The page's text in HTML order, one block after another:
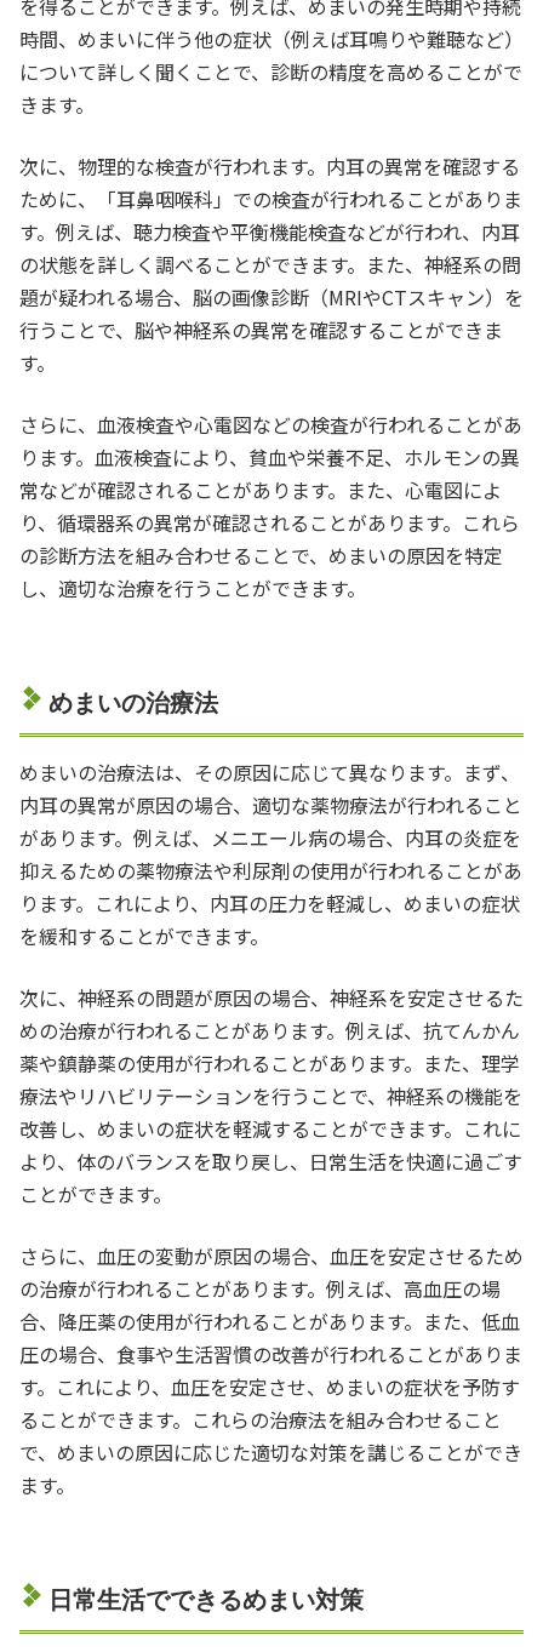
時間、めまいに伴う他の症状（例えば耳鳴りや難聴など）
について詳しく聞くことで、診断の精度を高めることがで
きます。
次に、物理的な検査が行われます。内耳の異常を確認する
ために、「耳鼻咽喉科」での検査が行われることがありま
す。例えば、聴力検査や平衡機能検査などが行われ、内耳
の状態を詳しく調べることができます。また、神経系の問
題が疑われる場合、脳の画像診断（MRIやCTスキャン）を
行うことで、脳や神経系の異常を確認することができま
す。
さらに、血液検査や心電図などの検査が行われることがあ
ります。血液検査により、貧血や栄養不足、ホルモンの異
常などが確認されることがあります。また、心電図によ
り、循環器系の異常が確認されることがあります。これら
の診断方法を組み合わせることで、めまいの原因を特定
し、適切な治療を行うことができます。
めまいの治療法
めまいの治療法は、その原因に応じて異なります。まず、
内耳の異常が原因の場合、適切な薬物療法が行われること
があります。例えば、メニエール病の場合、内耳の炎症を
抑えるための薬物療法や利尿剤の使用が行われることがあ
ります。これにより、内耳の圧力を軽減し、めまいの症状
を緩和することができます。
次に、神経系の問題が原因の場合、神経系を安定させるた
めの治療が行われることがあります。例えば、抗てんかん
薬や鎮静薬の使用が行われることがあります。また、理学
療法やリハビリテーションを行うことで、神経系の機能を
改善し、めまいの症状を軽減することができます。これに
より、体のバランスを取り戻し、日常生活を快適に過ごす
ことができます。
さらに、血圧の変動が原因の場合、血圧を安定させるため
の治療が行われることがあります。例えば、高血圧の場
合、降圧薬の使用が行われることがあります。また、低血
圧の場合、食事や生活習慣の改善が行われることがありま
す。これにより、血圧を安定させ、めまいの症状を予防す
ることができます。これらの治療法を組み合わせること
で、めまいの原因に応じた適切な対策を講じることができ
ます。
日常生活でできるめまい対策